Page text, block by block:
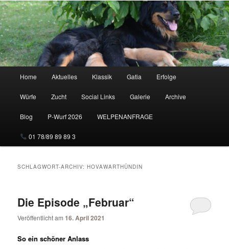
Home Aktuelles Klassik Gatia Erfolge
Würfe Zucht Social Links Galerie Archive
Blog P-Wurf 2026 WELPENANFRAGE
01 78/89 89 89 3
SCHLAGWORT-ARCHIV:HOVAWARTHÜNDIN
Die Episode „Februar“
Veröffentlicht am16. April 2021
So ein schöner Anlass